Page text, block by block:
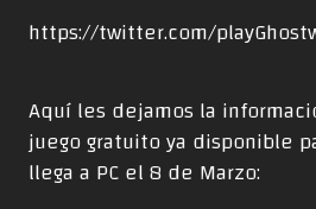
https://twitter.com/
Aquí les dejamos la
juego gratuito ya disponible
llega a PC el 8 de Marzo: